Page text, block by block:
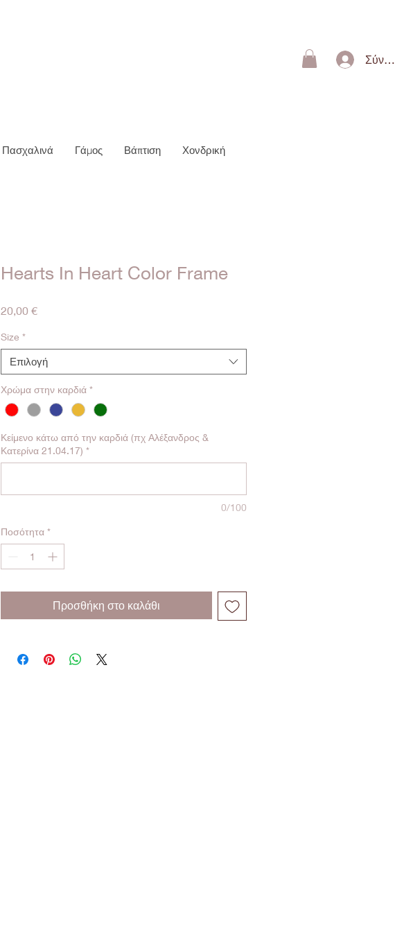
Πασχαλινά Γάμος Βάπτιση Χονδρική
Hearts In Heart Color Frame
20,00 €Τιμή
Size *
Επιλογή
Χρώμα στην καρδιά *
Κείμενο κάτω από την καρδιά (πχ Αλέξανδρος &
Κατερίνα 21.04.17) *
0/100
Ποσότητα *
Προσθήκη στο καλάθι